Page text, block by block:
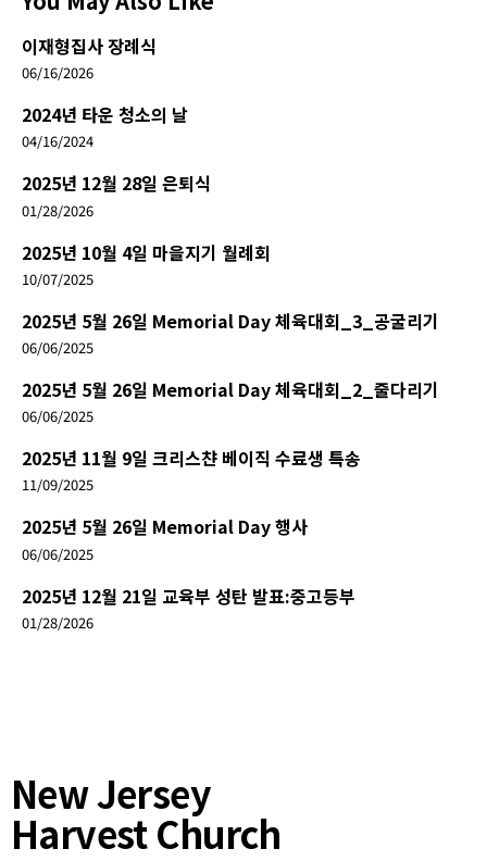
이재형집사 장례식
06/16/2026
2024년 타운 청소의 날
04/16/2024
2025년 12월 28일 은퇴식
01/28/2026
2025년 10월 4일 마을지기 월례회
10/07/2025
2025년 5월 26일 Memorial Day 체육대회_3_공굴리기
06/06/2025
2025년 5월 26일 Memorial Day 체육대회_2_줄다리기
06/06/2025
2025년 11월 9일 크리스챤 베이직 수료생 특송
11/09/2025
2025년 5월 26일 Memorial Day 행사
06/06/2025
2025년 12월 21일 교육부 성탄 발표:중고등부
01/28/2026
New Jersey
Harvest Church